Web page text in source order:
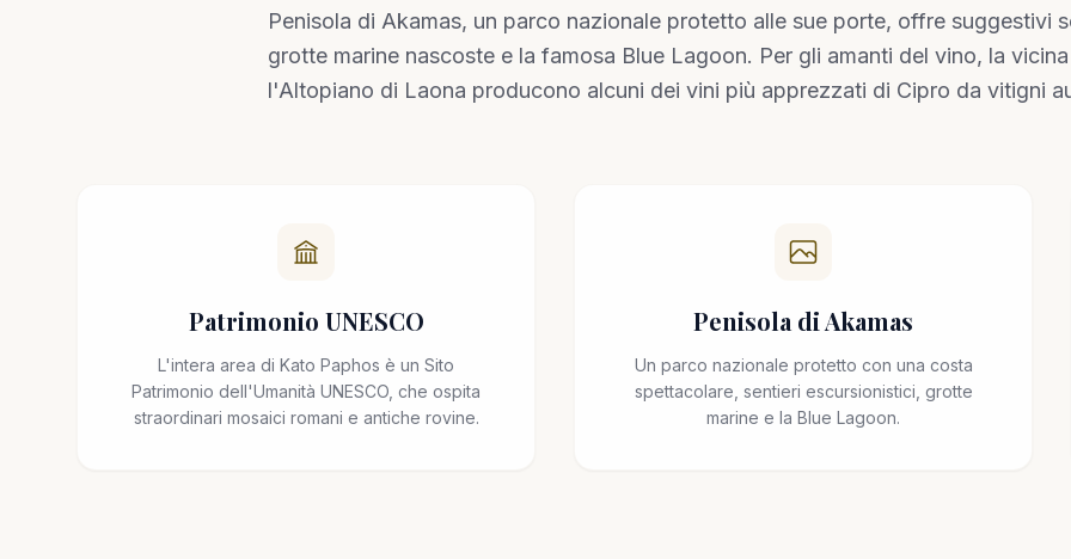
Penisola di Akamas, un parco nazionale protetto alle sue porte, offre suggestivi
grotte marine nascoste e la famosa Blue Lagoon. Per gli amanti del vino, la
l'Altopiano di Laona producono alcuni dei vini più apprezzati di Cipro da vitigni
Patrimonio UNESCO
L'intera area di Kato Paphos è un Sito
Patrimonio dell'Umanità UNESCO, che ospita
straordinari mosaici romani e antiche rovine.
Penisola di Akamas
Un parco nazionale protetto con una costa
spettacolare, sentieri escursionistici, grotte
marine e la Blue Lagoon.